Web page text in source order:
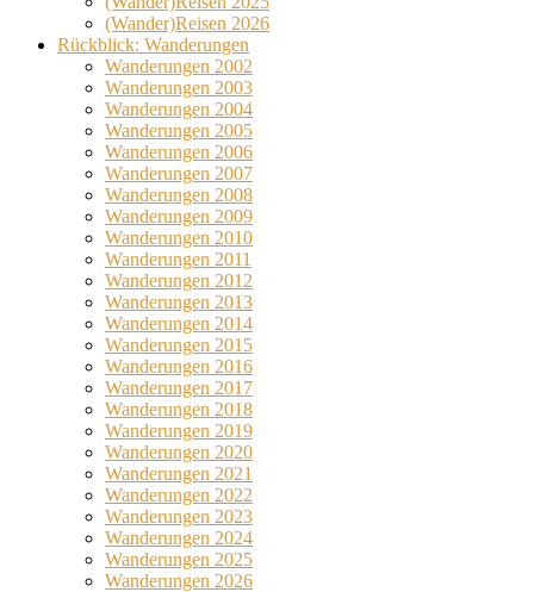
(Wander)Reisen 2026
Rückblick: Wanderungen
Wanderungen 2002
Wanderungen 2003
Wanderungen 2004
Wanderungen 2005
Wanderungen 2006
Wanderungen 2007
Wanderungen 2008
Wanderungen 2009
Wanderungen 2010
Wanderungen 2011
Wanderungen 2012
Wanderungen 2013
Wanderungen 2014
Wanderungen 2015
Wanderungen 2016
Wanderungen 2017
Wanderungen 2018
Wanderungen 2019
Wanderungen 2020
Wanderungen 2021
Wanderungen 2022
Wanderungen 2023
Wanderungen 2024
Wanderungen 2025
Wanderungen 2026